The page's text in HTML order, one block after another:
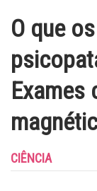
O que
Exames
CIÊNCIA